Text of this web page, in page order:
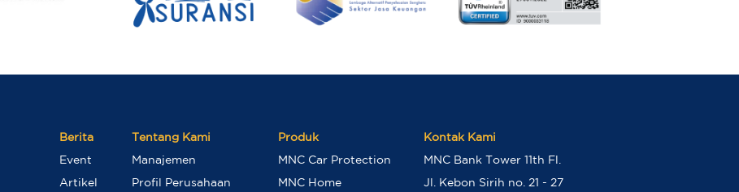
Berita
Event
Artikel
Tentang Kami
Manajemen
Profil Perusahaan
Produk
MNC Car Protection
MNC Home
Kontak Kami
MNC Bank Tower 11th Fl.
Jl. Kebon Sirih no. 21 - 27